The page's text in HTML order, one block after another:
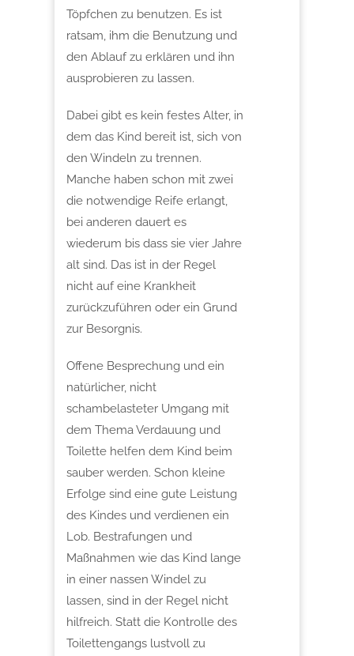
Töpfchen zu benutzen. Es ist
ratsam, ihm die Benutzung und
den Ablauf zu erklären und ihn
ausprobieren zu lassen.
Dabei gibt es kein festes Alter, in
dem das Kind bereit ist, sich von
den Windeln zu trennen.
Manche haben schon mit zwei
die notwendige Reife erlangt,
bei anderen dauert es
wiederum bis dass sie vier Jahre
alt sind. Das ist in der Regel
nicht auf eine Krankheit
zurückzuführen oder ein Grund
zur Besorgnis.
Offene Besprechung und ein
natürlicher, nicht
schambelasteter Umgang mit
dem Thema Verdauung und
Toilette helfen dem Kind beim
sauber werden. Schon kleine
Erfolge sind eine gute Leistung
des Kindes und verdienen ein
Lob. Bestrafungen und
Maßnahmen wie das Kind lange
in einer nassen Windel zu
lassen, sind in der Regel nicht
hilfreich. Statt die Kontrolle des
Toilettengangs lustvoll zu